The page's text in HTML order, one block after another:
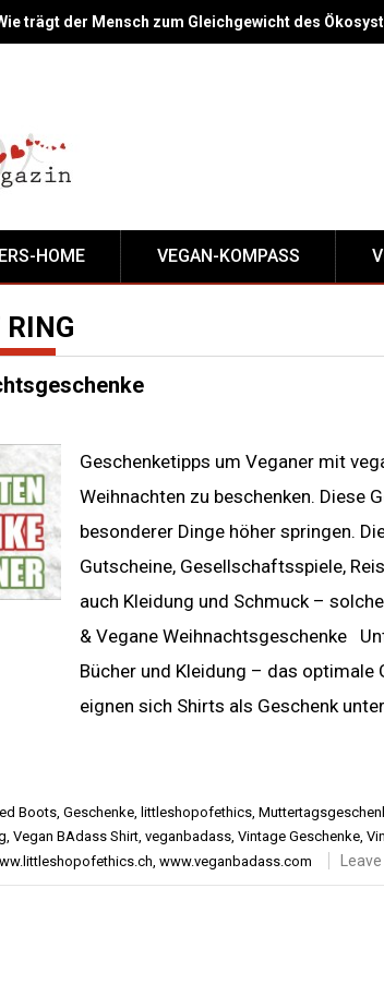
trägt der Mensch zum Gleichgewicht des
HOME VEGAN-KOMPASS
Geschenketipps um Veganer mit
Weihnachten zu beschenken. Diese
besonderer Dinge höher springen.
Gutscheine, Gesellschaftsspiele,
auch Kleidung und Schmuck –
& Vegane Weihnachtsgeschenke
Bücher und Kleidung – das
eignen sich Shirts als Geschenk
Boots, Geschenke, littleshopofethics,
, Vegan BAdass Shirt, veganbadass, Vintage Geschenke,
, www.veganbadass.com